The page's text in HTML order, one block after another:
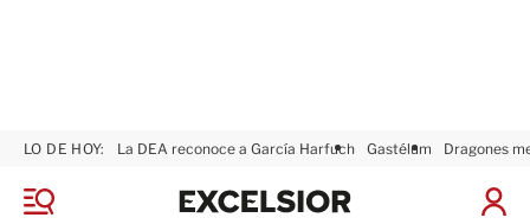
M
LO DE HOY: La DEA reconoce a García Harfuch Gastélum Dragones
I
x